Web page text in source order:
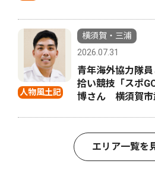
人物風土記
横須賀・三浦
2026.07.31
青年海外協力隊
拾い競技「スポ
博さん 横須賀
エリア一覧を